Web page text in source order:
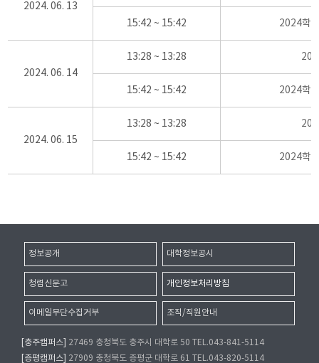
2024. 06. 13
15:42 ~ 15:42 2024학
2024. 06. 14
13:28 ~ 13:28
15:42 ~ 15:42 2024학
2024. 06. 15
13:28 ~ 13:28
15:42 ~ 15:42 2024학
정보공개 대학정보공시
청렴신문고 개인정보처리방침
이메일무단수집거부 조직/직원안내
[충주캠퍼스]
27469 충청북도 충주시 대학로 50 TEL.043-841-5114
[증평캠퍼스]
27909 충청북도 증평군 대학로 61 TEL.043-820-5114